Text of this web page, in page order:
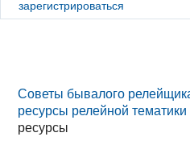
зарегистрироваться
Советы бывалого
ресурсы релейной тематики
ресурсы